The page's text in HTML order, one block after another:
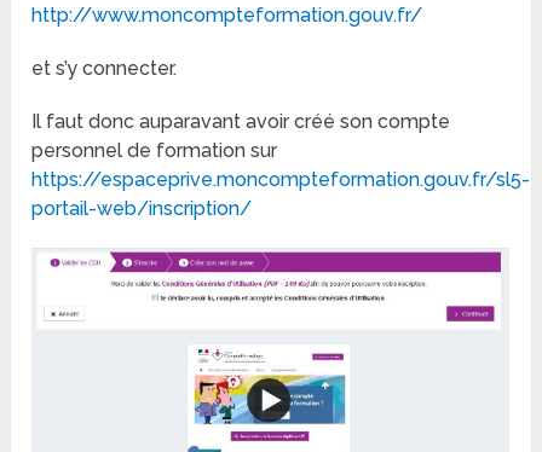
http://www.moncompteformation.gouv.fr/
et s’y connecter.
Il faut donc auparavant avoir créé son compte
personnel de formation sur
https://espaceprive.moncompteformation.gouv.fr/sl5-
portail-web/inscription/